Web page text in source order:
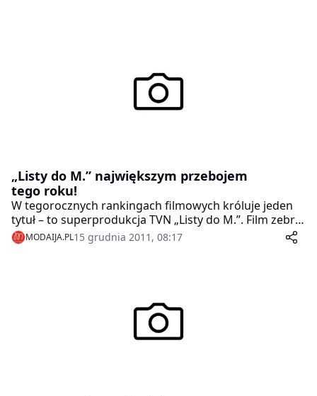
„Listy do M.” największym przebojem
tego roku!
W tegorocznych rankingach filmowych króluje jeden
tytuł – to superprodukcja TVN „Listy do M.”. Film zebrał
już 1, 823, 860 tysięcy widzów, detronizując tym samym
komedię „Och, Karol 2” (nieco ponad milion siedemset
MODAIJA.PL15 grudnia 2011, 08:17